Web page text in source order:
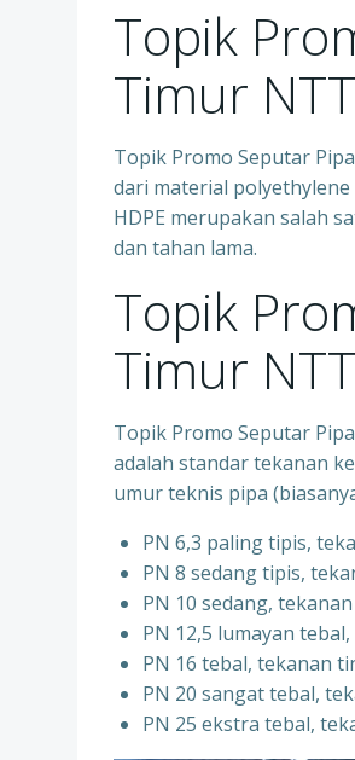
Topik
Timur
Topik Promo Seputar
dari material
HDPE merupakan salah
dan tahan lama.
Topik
Timur
Topik Promo Seputar
adalah standar tekanan
umur teknis pipa
PN 6,3 paling tipis,
PN 8 sedang tipis,
PN 10 sedang,
PN 12,5 lumayan
PN 16 tebal, tekanan
PN 20 sangat tebal,
PN 25 ekstra tebal,